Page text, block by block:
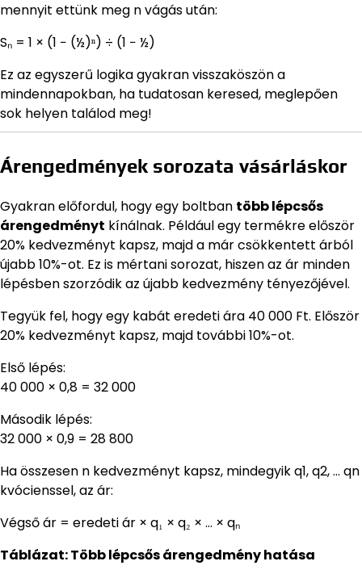
mennyit ettünk meg n vágás után:
Sₙ = 1 × (1 − (½)ⁿ) ÷ (1 − ½)
Ez az egyszerű logika gyakran visszaköszön a
mindennapokban, ha tudatosan keresed, meglepően
sok helyen találod meg!
Árengedmények sorozata vásárláskor
Gyakran előfordul, hogy egy boltban több lépcsős
árengedményt kínálnak. Például egy termékre először
20% kedvezményt kapsz, majd a már csökkentett árból
újabb 10%-ot. Ez is mértani sorozat, hiszen az ár minden
lépésben szorzódik az újabb kedvezmény tényezőjével.
Tegyük fel, hogy egy kabát eredeti ára 40 000 Ft. Először
20% kedvezményt kapsz, majd további 10%-ot.
Első lépés:
40 000 × 0,8 = 32 000
Második lépés:
32 000 × 0,9 = 28 800
Ha összesen n kedvezményt kapsz, mindegyik q1, q2, … qn
kvócienssel, az ár:
Végső ár = eredeti ár × q₁ × q₂ × … × qₙ
Táblázat: Több lépcsős árengedmény hatása